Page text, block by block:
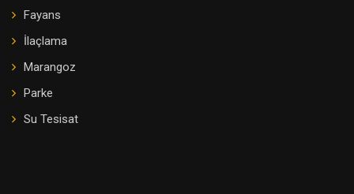
Fayans
İlaçlama
Marangoz
Parke
Su Tesisat